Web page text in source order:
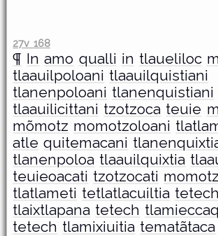
27v 168
¶ In amo qualli in tlaueliloc
tlaauilpoloani tlaauilquistiani
tlanenpoloani tlanenquistiani
tlaauilicittani tzotzoca teuie
mõmotz momotzoloani
atle quitemacani
tlanenpoloa tlaauilquixtia
teuieoacati tzotzocati
tlatlameti tetlatlacuiltia tetech
tlaixtlapana tetech
tetech tlamixiuitia tematãtaca